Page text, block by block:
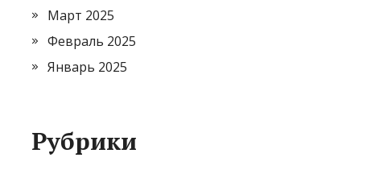
Март 2025
Февраль 2025
Январь 2025
Рубрики